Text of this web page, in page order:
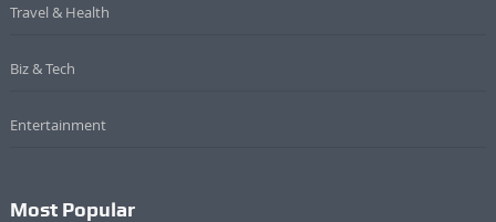
Travel & Health
Biz & Tech
Entertainment
Most Popular